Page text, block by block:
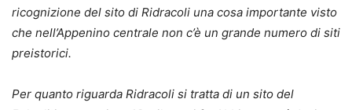
ricognizione del sito di Ridracoli una cosa importante visto
che nell’Appenino centrale non c’è un grande numero di siti
preistorici.
Per quanto riguarda Ridracoli si tratta di un sito del